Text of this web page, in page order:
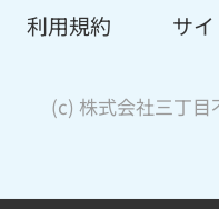
利用規約
サ
(c) 株式会社三丁